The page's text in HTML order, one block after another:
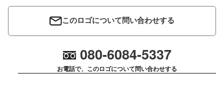
このロゴについて問い合わせする
080-6084-5337
お電話で、このロゴについて問い合わせする